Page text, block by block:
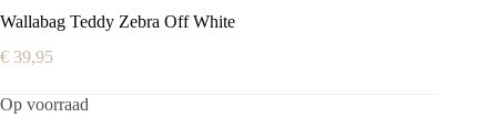
Wallabag Teddy Zebra Off White
€ 39,95
Op voorraad